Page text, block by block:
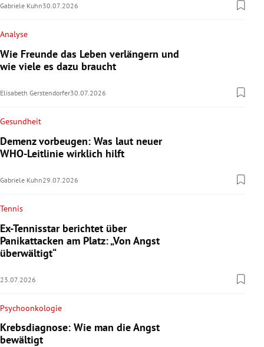
Gabriele Kuhn30.07.2026
Analyse
Wie Freunde das Leben verlängern und
wie viele es dazu braucht
Elisabeth Gerstendorfer30.07.2026
Gesundheit
Demenz vorbeugen: Was laut neuer
WHO-Leitlinie wirklich hilft
Gabriele Kuhn29.07.2026
Tennis
Ex-Tennisstar berichtet über
Panikattacken am Platz: „Von Angst
überwältigt“
23.07.2026
Psychoonkologie
Krebsdiagnose: Wie man die Angst
bewältigt